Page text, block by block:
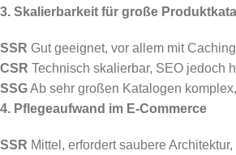
3. Skalierbarkeit für große
SSR Gut geeignet, vor allem mit
CSR Technisch skalierbar, SEO jedoch
SSGAb sehr großen Katalogen
4. Pflegeaufwand im E‑Commerce
SSR Mittel, erfordert saubere